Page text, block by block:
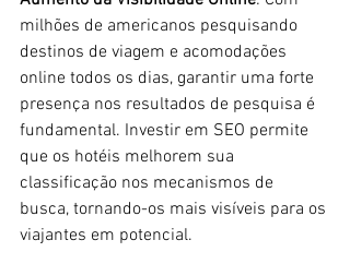
milhões de americanos pesquisando
destinos de viagem e acomodações
online todos os dias, garantir uma forte
presença nos resultados de pesquisa é
fundamental. Investir em SEO permite
que os hotéis melhorem sua
classificação nos mecanismos de
busca, tornando-os mais visíveis para os
viajantes em potencial.